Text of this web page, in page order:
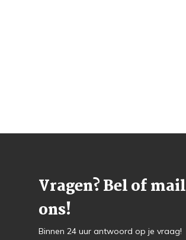
Vragen? Bel of mail
ons!
Binnen 24 uur antwoord op je vraag!